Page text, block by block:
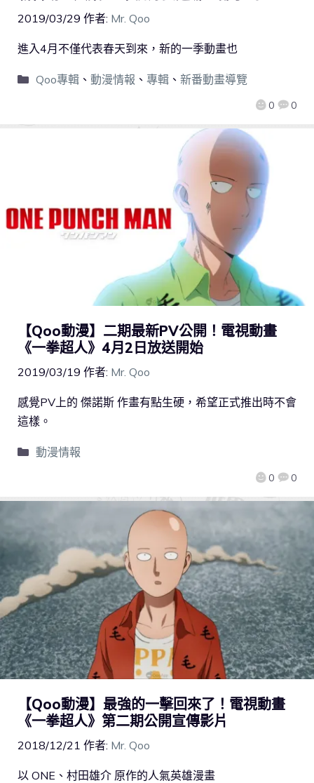
2019/03/29 作者: Mr. Qoo
0 0
進入4月不僅代表春天到來，新的一季動畫也
Qoo專輯、 動漫情報 、 專輯、 新番動畫導覽
【Qoo動漫】二期最新PV公開！電視動畫
《一拳超人》4月2日放送開始
2019/03/19 作者: Mr. Qoo
0 0
感覺PV上的 傑諾斯 作畫有點生硬，希望正式推出時不會
這樣。
動漫情報
【Qoo動漫】最強的一擊回來了！電視動畫
《一拳超人》第二期公開宣傳影片
2018/12/21 作者: Mr. Qoo
以 ONE、村田雄介 原作的人氣英雄漫畫